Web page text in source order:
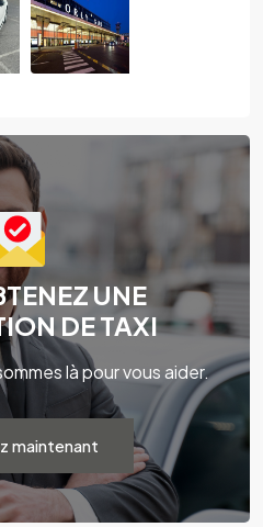
UNE
DE TAXI
là pour vous aider.
maintenant